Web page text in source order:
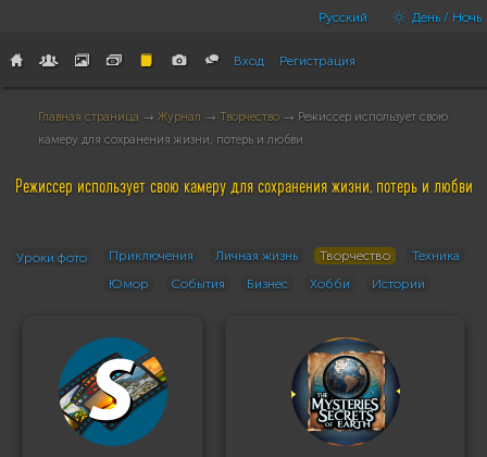
Русский День / Ночь
Вход Регистрация
Главная страница → Журнал → Творчество → Режиссер использует свою
камеру для сохранения жизни, потерь и любви
Режиссер использует свою камеру для сохранения жизни, потерь и любви
Уроки фото Приключения Личная жизнь Творчество
Техника
Юмор
События Бизнес Хобби Истории